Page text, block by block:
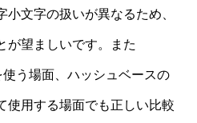
文字の扱いが異なるため、
が望ましいです。また
う場面、ハッシュベースの
使用する場面でも正しい比較